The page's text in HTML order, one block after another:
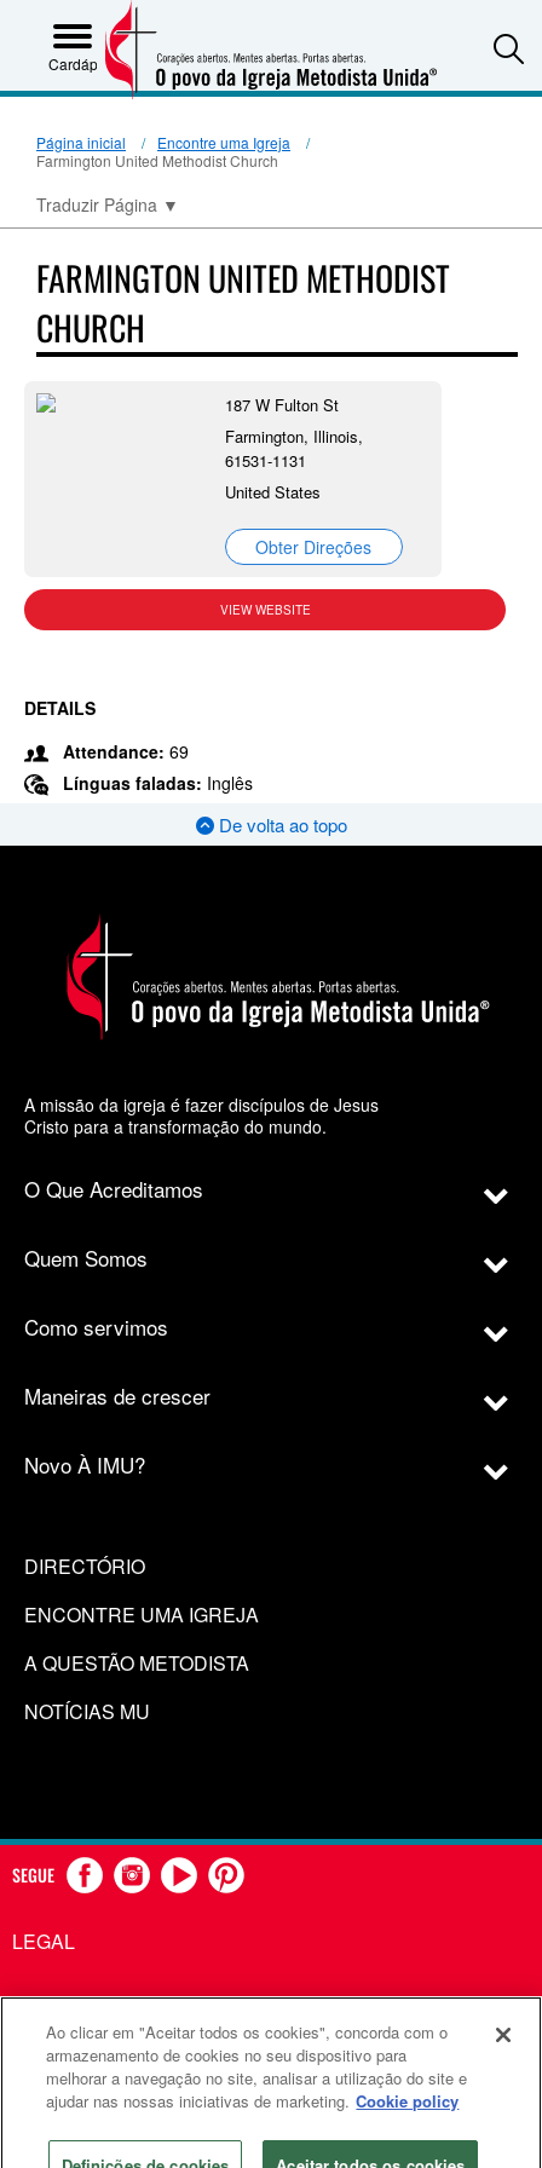
Cardápio
Página inicial
Encontre uma Igreja
Farmington United Methodist Church
Traduzir Página ▼
FARMINGTON UNITED METHODIST
CHURCH
187 W Fulton St
Farmington, Illinois,
61531-1131
United States
Obter Direções
VIEW WEBSITE
DETAILS
Attendance: 69
Línguas faladas: Inglês
De volta ao topo
A missão da igreja é fazer discípulos de Jesus
Cristo para a transformação do mundo.
O Que Acreditamos
Quem Somos
Como servimos
Maneiras de crescer
Novo À IMU?
DIRECTÓRIO
ENCONTRE UMA IGREJA
A QUESTÃO METODISTA
NOTÍCIAS MU
SEGUE
LEGAL
Comunicações Metodistas Unidas é uma agência da Igreja
Metodista Unida
©2026 Comunicações Metodistas Unidas. Todos os direitos
reservados
Ao clicar em "Aceitar todos os cookies", concorda com o
armazenamento de cookies no seu dispositivo para
melhorar a navegação no site, analisar a utilização do site e
ajudar nas nossas iniciativas de marketing. Cookie policy